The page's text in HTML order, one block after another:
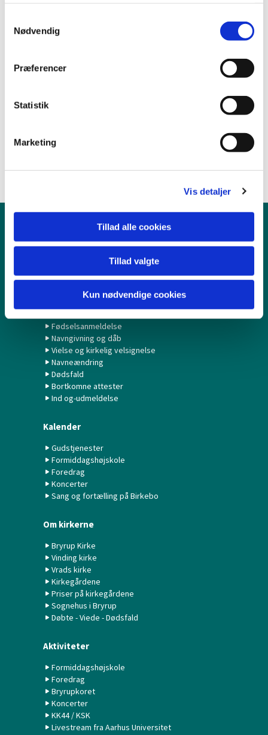
Nødvendig
Præferencer
Statistik
Marketing
Vis detaljer
Tillad alle cookies
Tillad valgte
Kun nødvendige cookies
Konfirmation/Konfirmander
Minikonfirmander
Fødselsanmeldelse
Navngivning og dåb
Vielse og kirkelig velsignelse
Navneændring
Dødsfald
Bortkomne attester
Ind og-udmeldelse
Kalender
Gudstjenester
Formiddagshøjskole
Foredrag
Koncerter
Sang og fortælling på Birkebo
Om kirkerne
Bryrup Kirke
Vinding kirke
Vrads kirke
Kirkegårdene
Priser på kirkegårdene
Sognehus i Bryrup
Døbte - Viede - Dødsfald
Aktiviteter
Formiddagshøjskole
Foredrag
Bryrupkoret
Koncerter
KK44 / KSK
Livestream fra Aarhus Universitet